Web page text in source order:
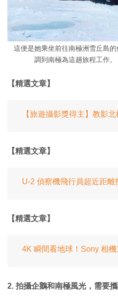
這便是她乘坐前往南極洲雪丘島
調到南極為這趟旅程工作。
【精選文章】
【旅遊攝影獎得主】教影
【精選文章】
U-2 偵察機飛行員超近距離
【精選文章】
4K 瞬間看地球！Sony 相
2. 拍攝企鵝和南極風光，需要